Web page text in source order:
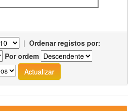
| Ordenar registos por:
Por ordem